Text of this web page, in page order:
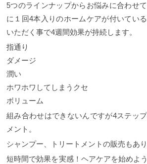
5つのラインナップからお悩みに合わせ
に１回4本入りのホームケアが付いてい
いただく事で4週間効果が持続します。
指通り
ダメージ
潤い
ホワホワしてしまうクセ
ボリューム
組み合わせはできないんですが4ステッ
メント。
シャンプー、トリートメントの販売もあり
短時間で効果を実感！ヘアケアを始めよ